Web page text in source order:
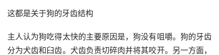
这都是关于狗的牙齿结构
主人认为狗吃得太快的主要原因是，狗没有咀嚼。狗的牙齿
分为犬齿和臼齿。犬齿负责切碎肉并将其咬开。另一方面，